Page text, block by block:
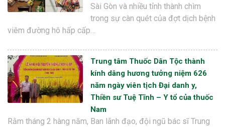
Sài Gòn và nhiều tỉnh thành chìm
trong sự càn quét của đợt dịch bệnh
viêm đường hô hấp cấp…
Trung tâm Thuốc Dân Tộc thành
kính dâng hương tưởng niệm 626
năm ngày viên tịch Đại danh y,
Thiền sư Tuệ Tĩnh – Y tổ của thuốc
Nam
Rằm tháng 2 hàng năm, Ban lãnh đạo, đội ngũ bác sĩ Trung